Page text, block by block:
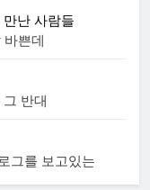
난 사람들
쁜데
반대
그를 보고있는